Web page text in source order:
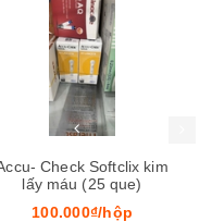
Check Softclix kim
máu (25 que)
100.000₫/hộp